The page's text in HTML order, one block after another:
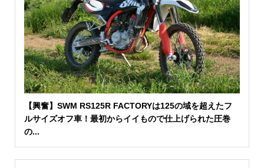
【興奮】SWM RS125R FACTORYは125の域を超えたフ
ルサイズオフ車！最初からイイもので仕上げられた圧巻
の...